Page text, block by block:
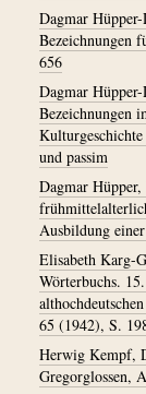
Dagmar
Bezeichnungen
656
Dagmar
Bezeichnungen
und passim
Dagmar
Ausbildung
Elisabeth Karg-
Wörterbuchs.
65 (1942), S.
Herwig Kempf,
Gregorglossen,